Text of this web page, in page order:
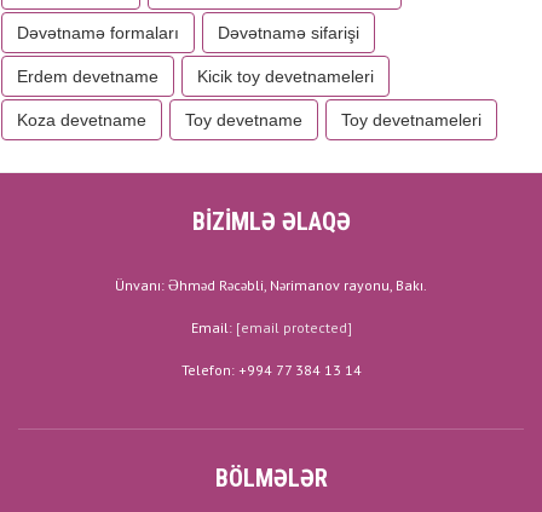
Dəvətnamə formaları Dəvətnamə sifarişi
Erdem devetname Kicik toy devetnameleri
Koza devetname Toy devetname Toy devetnameleri
BİZİMLƏ ƏLAQƏ
Ünvanı: Əhməd Rəcəbli, Nərimanov rayonu, Bakı.
Email: [email protected]
Telefon: +994 77 384 13 14
BÖLMƏLƏR